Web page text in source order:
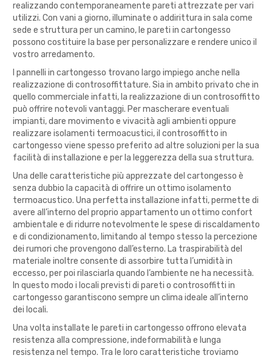
realizzando contemporaneamente pareti attrezzate per vari
utilizzi. Con vani a giorno, illuminate o addirittura in sala come
sede e struttura per un camino, le pareti in cartongesso
possono costituire la base per personalizzare e rendere unico il
vostro arredamento.
I pannelli in cartongesso trovano largo impiego anche nella
realizzazione di controsoffittature. Sia in ambito privato che in
quello commerciale infatti, la realizzazione di un controsoffitto
può offrire notevoli vantaggi. Per mascherare eventuali
impianti, dare movimento e vivacità agli ambienti oppure
realizzare isolamenti termoacustici, il controsoffitto in
cartongesso viene spesso preferito ad altre soluzioni per la sua
facilità di installazione e per la leggerezza della sua struttura.
Una delle caratteristiche più apprezzate del cartongesso è
senza dubbio la capacità di offrire un ottimo isolamento
termoacustico. Una perfetta installazione infatti, permette di
avere all’interno del proprio appartamento un ottimo confort
ambientale e di ridurre notevolmente le spese di riscaldamento
e di condizionamento, limitando al tempo stesso la percezione
dei rumori che provengono dall’esterno. La traspirabilità del
materiale inoltre consente di assorbire tutta l’umidità in
eccesso, per poi rilasciarla quando l’ambiente ne ha necessità.
In questo modo i locali previsti di pareti o controsoffitti in
cartongesso garantiscono sempre un clima ideale all’interno
dei locali.
Una volta installate le pareti in cartongesso offrono elevata
resistenza alla compressione, indeformabilità e lunga
resistenza nel tempo. Tra le loro caratteristiche troviamo